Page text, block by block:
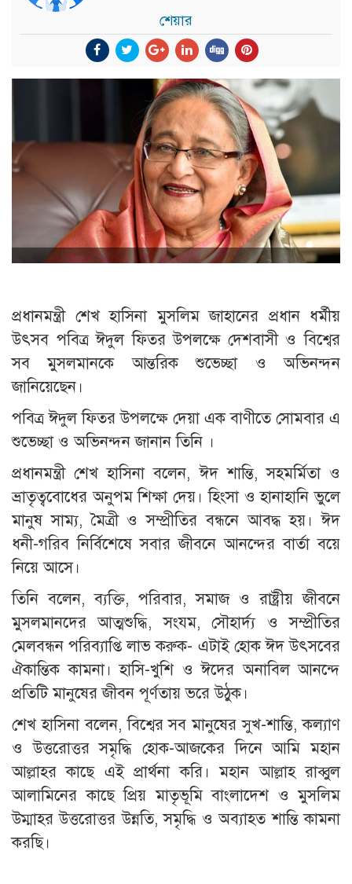
শেয়ার
প্রধানমন্ত্রী শেখ হাসিনা মুসলিম জাহানের প্রধান ধর্মীয়
উৎসব পবিত্র ঈদুল ফিতর উপলক্ষে দেশবাসী ও বিশ্বের
সব মুসলমানকে আন্তরিক শুভেচ্ছা ও অভিনন্দন
জানিয়েছেন।
পবিত্র ঈদুল ফিতর উপলক্ষে দেয়া এক বাণীতে সোমবার এ
শুভেচ্ছা ও অভিনন্দন জানান তিনি ।
প্রধানমন্ত্রী শেখ হাসিনা বলেন, ঈদ শান্তি, সহমর্মিতা ও
ভ্রাতৃত্ববোধের অনুপম শিক্ষা দেয়। হিংসা ও হানাহানি ভুলে
মানুষ সাম্য, মৈত্রী ও সম্প্রীতির বন্ধনে আবদ্ধ হয়। ঈদ
ধনী-গরিব নির্বিশেষে সবার জীবনে আনন্দের বার্তা বয়ে
নিয়ে আসে।
তিনি বলেন, ব্যক্তি, পরিবার, সমাজ ও রাষ্ট্রীয় জীবনে
মুসলমানদের আত্মশুদ্ধি, সংযম, সৌহার্দ্য ও সম্প্রীতির
মেলবন্ধন পরিব্যাপ্তি লাভ করুক- এটাই হোক ঈদ উৎসবের
ঐকান্তিক কামনা। হাসি-খুশি ও ঈদের অনাবিল আনন্দে
প্রতিটি মানুষের জীবন পূর্ণতায় ভরে উঠুক।
শেখ হাসিনা বলেন, বিশ্বের সব মানুষের সুখ-শান্তি, কল্যাণ
ও উত্তরোত্তর সমৃদ্ধি হোক-আজকের দিনে আমি মহান
আল্লাহর কাছে এই প্রার্থনা করি। মহান আল্লাহ রাব্বুল
আলামিনের কাছে প্রিয় মাতৃভূমি বাংলাদেশ ও মুসলিম
উম্মাহর উত্তরোত্তর উন্নতি, সমৃদ্ধি ও অব্যাহত শান্তি কামনা
করছি।